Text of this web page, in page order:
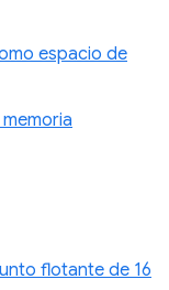
espacio de
flotante de 16